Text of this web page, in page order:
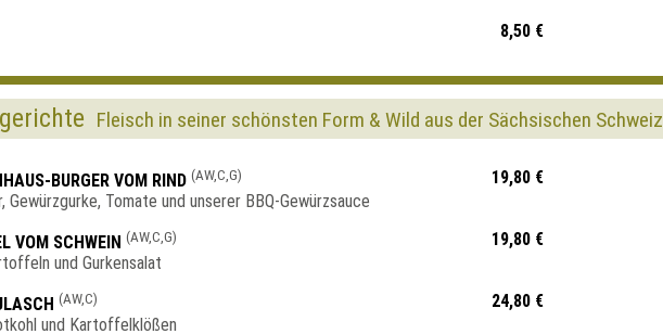
8,50 €
Fleisch in seiner schönsten Form & Wild aus der Sächsischen Schweiz
BURGER VOM RIND (AW,C,G)
Gewürzgurke, Tomate und unserer BBQ-Gewürzsauce
19,80 €
VOM SCHWEIN (AW,C,G)
und Gurkensalat
19,80 €
(AW,C)
und Kartoffelklößen
24,80 €